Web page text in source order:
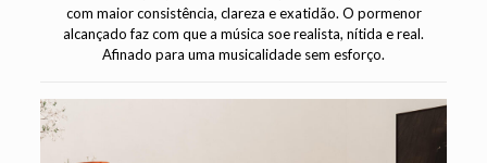
com maior consistência, clareza e exatidão. O pormenor
alcançado faz com que a música soe realista, nítida e real.
Afinado para uma musicalidade sem esforço.